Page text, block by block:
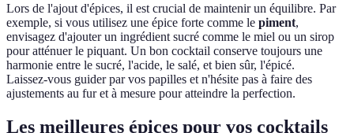
Lors de l'ajout d'épices, il est crucial de maintenir un équilibre. Par
exemple, si vous utilisez une épice forte comme le piment,
envisagez d'ajouter un ingrédient sucré comme le miel ou un sirop
pour atténuer le piquant. Un bon cocktail conserve toujours une
harmonie entre le sucré, l'acide, le salé, et bien sûr, l'épicé.
Laissez-vous guider par vos papilles et n'hésite pas à faire des
ajustements au fur et à mesure pour atteindre la perfection.
Les meilleures épices pour vos cocktails